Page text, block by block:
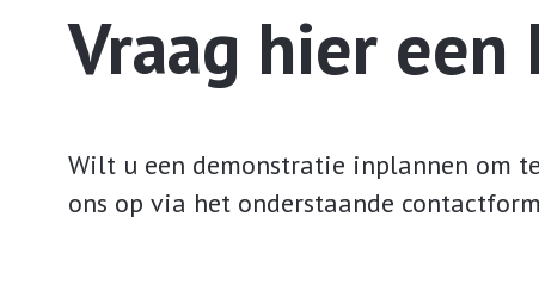
Vraag hier een
Wilt u een demonstratie inplannen om
ons op via het onderstaande